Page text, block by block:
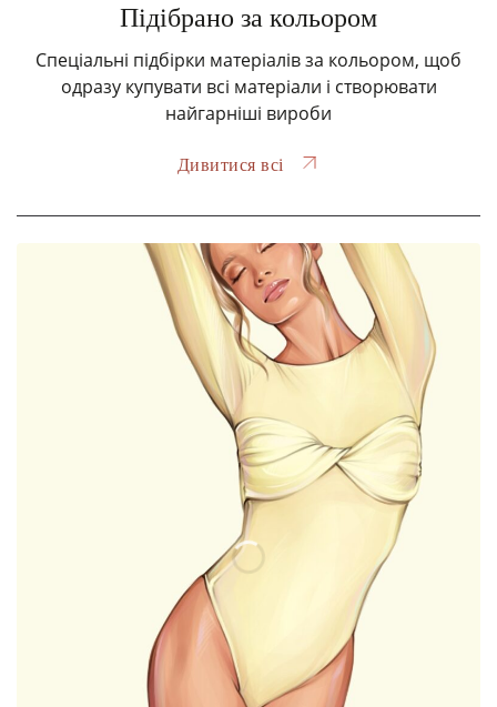
Підібрано за кольором
Спеціальні підбірки матеріалів за кольором, щоб
одразу купувати всі матеріали і створювати
найгарніші вироби
Дивитися всі